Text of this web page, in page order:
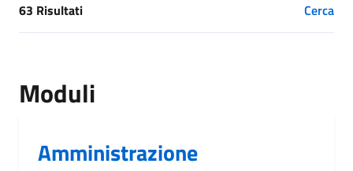
[results] Risultati
63 Risultati Cerca
Moduli
Amministrazione